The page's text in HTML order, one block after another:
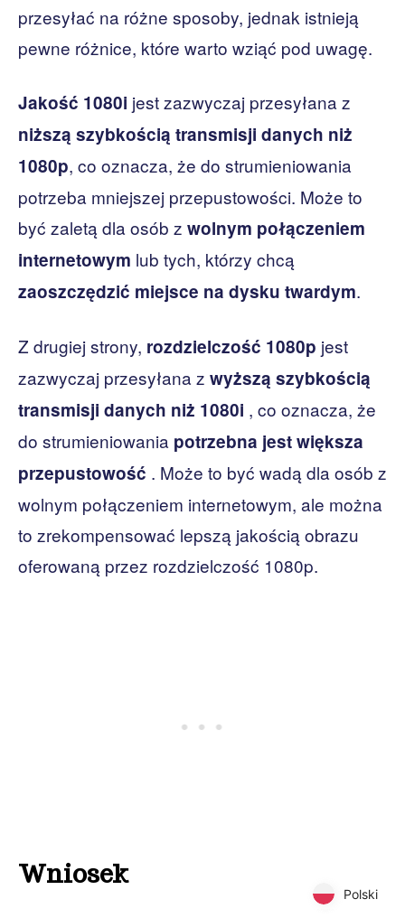
przesyłać na różne sposoby, jednak istnieją
pewne różnice, które warto wziąć pod uwagę.
Jakość 1080i jest zazwyczaj przesyłana z
niższą szybkością transmisji danych niż
1080p, co oznacza, że ​​do strumieniowania
potrzeba mniejszej przepustowości. Może to
być zaletą dla osób z wolnym połączeniem
internetowym lub tych, którzy chcą
zaoszczędzić miejsce na dysku twardym.
Z drugiej strony, rozdzielczość 1080p jest
zazwyczaj przesyłana z wyższą szybkością
transmisji danych niż 1080i , co oznacza, że ​​
do strumieniowania potrzebna jest większa
przepustowość . Może to być wadą dla osób z
wolnym połączeniem internetowym, ale można
to zrekompensować lepszą jakością obrazu
oferowaną przez rozdzielczość 1080p.
Wniosek
Polski
Polski